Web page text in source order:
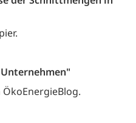
ÖkoEnergieBlog.